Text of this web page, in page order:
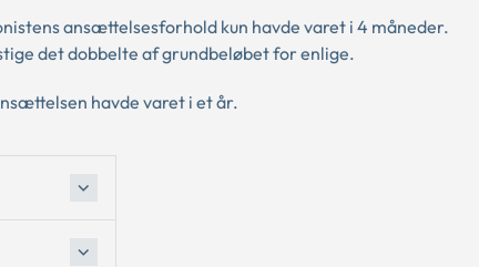
ansættelsesforhold kun havde varet i 4 måneder.
det dobbelte af grundbeløbet for enlige.
havde varet i et år.